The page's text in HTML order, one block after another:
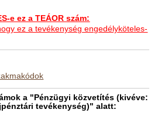
e ez a TEÁOR szám:
ez a tevékenység engedélyköteles-
a "Pénzügyi közvetítés (kivéve:
tevékenység)" alatt: